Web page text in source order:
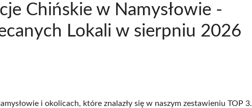
Chińskie w Namysłowie -
Lokali w sierpniu 2026
i okolicach, które znalazły się w naszym zestawieniu TOP 3.